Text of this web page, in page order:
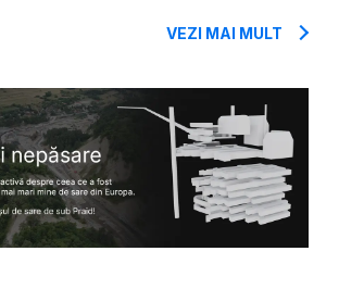
VEZI MAI MULT